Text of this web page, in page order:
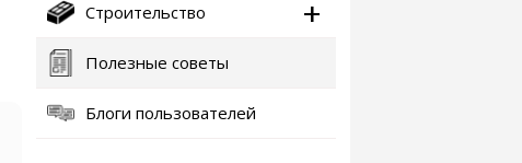
Строительство
Полезные советы
Блоги пользователей